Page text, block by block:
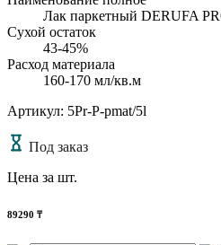
Лак паркетный DERUFA
Сухой остаток
43-45%
Расход материала
160-170 мл/кв.м
Артикул: 5Pr-P-pmat/5l
Под заказ
Цена за шт.
89290 ₸